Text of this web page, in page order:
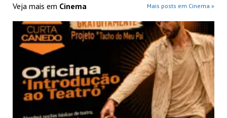
Veja mais em Cinema Mais posts em Cinema »